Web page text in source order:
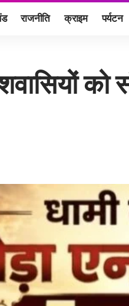
राजनीति क्राइम पर्यटन